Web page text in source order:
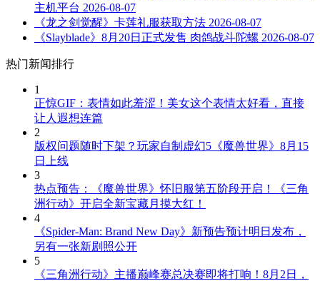
主机平台 2026-08-07
《龙之剑觉醒》卡莲礼服获取方法 2026-08-07
《Slayblade》8月20日正式发售 肉鸽战斗陀螺 2026-08-07
热门新闻排行
1
正惊GIF：表情如此羞涩！美女这个表情太好看，直接
让人遐想连篇
2
版权问题随时下架？玩家自制虚幻5《魔兽世界》8月15
日上线
3
热点预告：《魔兽世界》怀旧服第五阶段开启！《三角
洲行动》开启全新宝藏月摸大红！
4
《Spider-Man: Brand New Day》新预告预计明日发布，
另有一张新剧照公开
5
《三角洲行动》主播巅峰赛总决赛即将打响！8月2日，